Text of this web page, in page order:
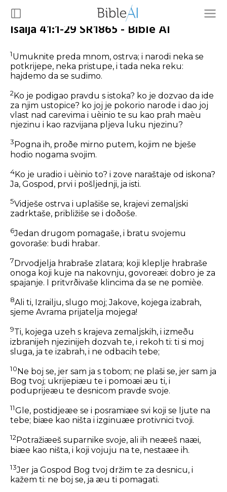
Isaija 41:1-29 SR1865 - Bible AI
1Umuknite preda mnom, ostrva; i narodi neka se
potkrijepe, neka pristupe, i tada neka reku:
hajdemo da se sudimo.
2 Ko je podigao pravdu s istoka? ko je dozvao da ide
za njim ustopice? ko joj je pokorio narode i dao joj
vlast nad carevima i uèinio te su kao prah maèu
njezinu i kao razvijana pljeva luku njezinu?
3 Pogna ih, proðe mirno putem, kojim ne bješe
hodio nogama svojim.
4Ko je uradio i uèinio to? i zove naraštaje od iskona?
Ja, Gospod, prvi i pošljednji, ja isti.
5Vidješe ostrva i uplašiše se, krajevi zemaljski
zadrktaše, približiše se i doðoše.
6Jedan drugom pomagaše, i bratu svojemu
govoraše: budi hrabar.
7Drvodjelja hrabraše zlatara; koji kleplje hrabraše
onoga koji kuje na nakovnju, govoreæi: dobro je za
spajanje. I pritvrðivaše klincima da se ne pomièe.
8Ali ti, Izrailju, slugo moj; Jakove, kojega izabrah,
sjeme Avrama prijatelja mojega!
9Ti, kojega uzeh s krajeva zemaljskih, i izmeðu
izbranijeh njezinijeh dozvah te, i rekoh ti: ti si moj
sluga, ja te izabrah, i ne odbacih tebe;
10Ne boj se, jer sam ja s tobom; ne plaši se, jer sam ja
Bog tvoj; ukrijepiæu te i pomoæi æu ti, i
poduprijeæu te desnicom pravde svoje.
11Gle, postidjeæe se i posramiæe svi koji se ljute na
tebe; biæe kao ništa i izginuæe protivnici tvoji.
12Potražiæeš suparnike svoje, ali ih neæeš naæi,
biæe kao ništa, i koji vojuju na te, nestaæe ih.
13Jer ja Gospod Bog tvoj držim te za desnicu, i
kažem ti: ne boj se, ja æu ti pomagati.